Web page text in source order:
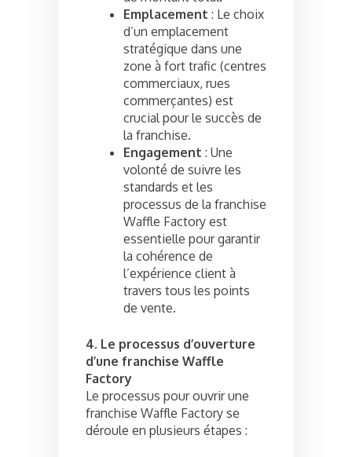
Emplacement : Le choix
d’un emplacement
stratégique dans une
zone à fort trafic (centres
commerciaux, rues
commerçantes) est
crucial pour le succès de
la franchise.
Engagement : Une
volonté de suivre les
standards et les
processus de la franchise
Waffle Factory est
essentielle pour garantir
la cohérence de
l’expérience client à
travers tous les points
de vente.
4. Le processus d’ouverture
d’une franchise Waffle
Factory
Le processus pour ouvrir une
franchise Waffle Factory se
déroule en plusieurs étapes :